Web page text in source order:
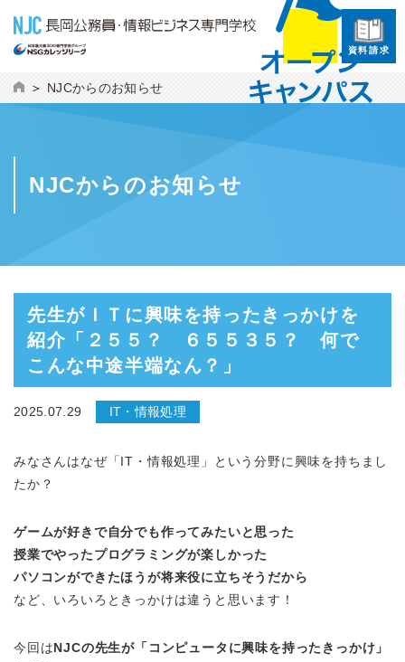
資料請求
NJCからのお知らせ
NJCからのお知らせ
先生がＩＴに興味を持ったきっかけを
紹介「２５５？ ６５５３５？ 何で
こんな中途半端なん？」
2025.07.29 IT・情報処理
みなさんはなぜ「IT・情報処理」という分野に興味を持ちまし
たか？
ゲームが好きで自分でも作ってみたいと思った
授業でやったプログラミングが楽しかった
パソコンができたほうが将来役に立ちそうだから
など、いろいろときっかけは違うと思います！
今回はNJCの先生が「コンピュータに興味を持ったきっかけ」